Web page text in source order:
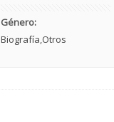
Género:
Biografía Otros